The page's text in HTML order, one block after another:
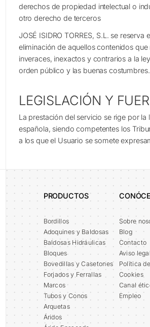
derechos de propiedad intelectual o
otro derecho de terceros
JOSÉ ISIDRO TORRES, S.L. se reserva
eliminación de aquellos contenidos que
inveraces, inexactos y contrarios a la
orden público y las buenas costumbres.
LEGISLACIÓN Y
La prestación del servicio se rige por la
española, siendo competentes los
a los que el Usuario se somete
PRODUCTOS
Bordillos
Adoquines y Baldosas
Baldosas Hidráulicas
Bloques
Bovedillas y Casetones
Forjados y Ferrallas
Marcos
Tubos y Conos
Arquetas
Áridos
Sobre
Blog
Contacto
Aviso
Política
Cookies
Canal
Empleo